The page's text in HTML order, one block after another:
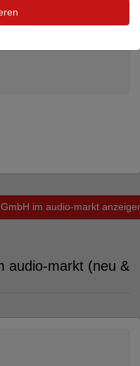
im audio-markt
audio-markt (neu &